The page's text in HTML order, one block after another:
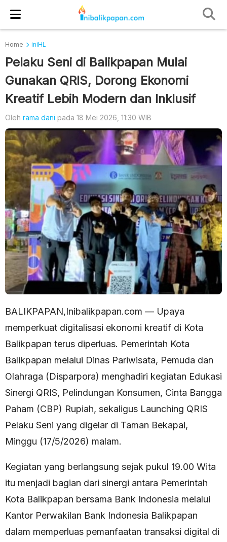
Home iniHL
Pelaku Seni di Balikpapan Mulai
Gunakan QRIS, Dorong Ekonomi
Kreatif Lebih Modern dan Inklusif
Oleh rama dani pada 18 Mei 2026, 11:30 WIB
BALIKPAPAN,Inibalikpapan.com — Upaya
memperkuat digitalisasi ekonomi kreatif di Kota
Balikpapan terus diperluas. Pemerintah Kota
Balikpapan melalui Dinas Pariwisata, Pemuda dan
Olahraga (Disparpora) menghadiri kegiatan Edukasi
Sinergi QRIS, Pelindungan Konsumen, Cinta Bangga
Paham (CBP) Rupiah, sekaligus Launching QRIS
Pelaku Seni yang digelar di Taman Bekapai,
Minggu (17/5/2026) malam.
Kegiatan yang berlangsung sejak pukul 19.00 Wita
itu menjadi bagian dari sinergi antara Pemerintah
Kota Balikpapan bersama Bank Indonesia melalui
Kantor Perwakilan Bank Indonesia Balikpapan
dalam memperluas pemanfaatan transaksi digital di